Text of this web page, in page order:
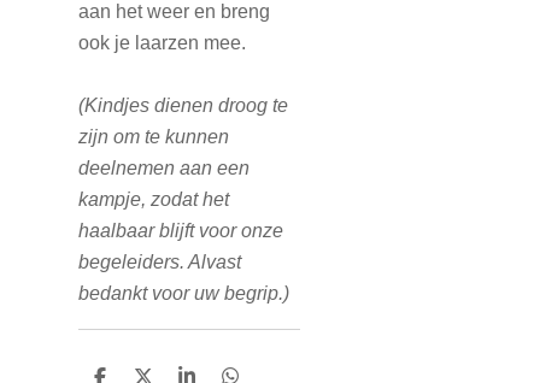
aan het weer en breng
ook je laarzen mee.
(Kindjes dienen droog te
zijn om te kunnen
deelnemen aan een
kampje, zodat het
haalbaar blijft voor onze
begeleiders. Alvast
bedankt voor uw begrip.)